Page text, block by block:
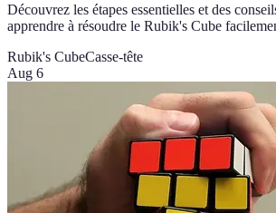
Découvrez les étapes essentielles et des
apprendre à résoudre le Rubik's Cube
Rubik's CubeCasse-tête
Aug 6